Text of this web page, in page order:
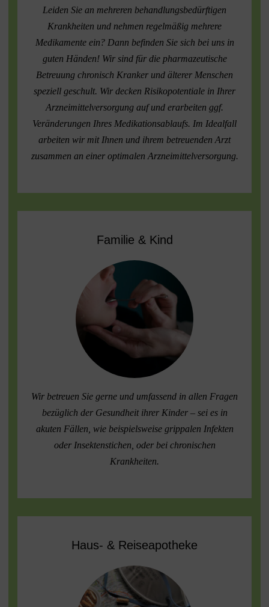
Leiden Sie an mehreren behandlungsbedürftigen
Krankheiten und nehmen regelmäßig mehrere
Medikamente ein? Dann befinden Sie sich bei uns in
guten Händen! Wir sind für die pharmazeutische
Betreuung chronisch Kranker und älterer Menschen
speziell geschult. Wir decken Risikopotentiale in Ihrer
Arzneimittelversorgung auf und erarbeiten ggf.
Veränderungen Ihres Medikationsablaufs. Im Idealfall
arbeiten wir mit Ihnen und ihrem betreuenden Arzt
zusammen an einer optimalen Arzneimittelversorgung.
Familie & Kind
Wir betreuen Sie gerne und umfassend in allen Fragen
bezüglich der Gesundheit ihrer Kinder – sei es in
akuten Fällen, wie beispielsweise grippalen Infekten
oder Insektenstichen, oder bei chronischen
Krankheiten.
Haus- & Reiseapotheke